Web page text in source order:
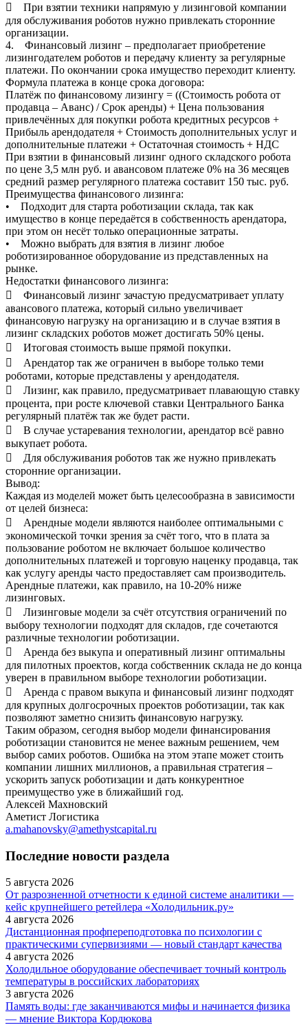
 При взятии техники напрямую у лизинговой компании
для обслуживания роботов нужно привлекать сторонние
организации.
4. Финансовый лизинг – предполагает приобретение
лизингодателем роботов и передачу клиенту за регулярные
платежи. По окончании срока имущество переходит клиенту.
Формула платежа в конце срока договора:
Платёж по финансовому лизингу = ((Стоимость робота от
продавца – Аванс) / Срок аренды) + Цена пользования
привлечённых для покупки робота кредитных ресурсов +
Прибыль арендодателя + Стоимость дополнительных услуг и
дополнительные платежи + Остаточная стоимость + НДС
При взятии в финансовый лизинг одного складского робота
по цене 3,5 млн руб. и авансовом платеже 0% на 36 месяцев
средний размер регулярного платежа составит 150 тыс. руб.
Преимущества финансового лизинга:
• Подходит для старта роботизации склада, так как
имущество в конце передаётся в собственность арендатора,
при этом он несёт только операционные затраты.
• Можно выбрать для взятия в лизинг любое
роботизированное оборудование из представленных на
рынке.
Недостатки финансового лизинга:
 Финансовый лизинг зачастую предусматривает уплату
авансового платежа, который сильно увеличивает
финансовую нагрузку на организацию и в случае взятия в
лизинг складских роботов может достигать 50% цены.
 Итоговая стоимость выше прямой покупки.
 Арендатор так же ограничен в выборе только теми
роботами, которые представлены у арендодателя.
 Лизинг, как правило, предусматривает плавающую ставку
процента, при росте ключевой ставки Центрального Банка
регулярный платёж так же будет расти.
 В случае устаревания технологии, арендатор всё равно
выкупает робота.
 Для обслуживания роботов так же нужно привлекать
сторонние организации.
Вывод:
Каждая из моделей может быть целесообразна в зависимости
от целей бизнеса:
 Арендные модели являются наиболее оптимальными с
экономической точки зрения за счёт того, что в плата за
пользование роботом не включает большое количество
дополнительных платежей и торговую наценку продавца, так
как услугу аренды часто предоставляет сам производитель.
Арендные платежи, как правило, на 10-20% ниже
лизинговых.
 Лизинговые модели за счёт отсутствия ограничений по
выбору технологии подходят для складов, где сочетаются
различные технологии роботизации.
 Аренда без выкупа и оперативный лизинг оптимальны
для пилотных проектов, когда собственник склада не до конца
уверен в правильном выборе технологии роботизации.
 Аренда с правом выкупа и финансовый лизинг подходят
для крупных долгосрочных проектов роботизации, так как
позволяют заметно снизить финансовую нагрузку.
Таким образом, сегодня выбор модели финансирования
роботизации становится не менее важным решением, чем
выбор самих роботов. Ошибка на этом этапе может стоить
компании лишних миллионов, а правильная стратегия –
ускорить запуск роботизации и дать конкурентное
преимущество уже в ближайший год.
Алексей Махновский
Аметист Логистика
a.mahanovsky@amethystcapital.ru
Последние новости раздела
5 августа 2026
От разрозненной отчетности к единой системе аналитики —
кейс крупнейшего ретейлера «Холодильник.ру»
4 августа 2026
Дистанционная профпереподготовка по психологии с
практическими супервизиями — новый стандарт качества
4 августа 2026
Холодильное оборудование обеспечивает точный контроль
температуры в российских лабораториях
3 августа 2026
Память воды: где заканчиваются мифы и начинается физика
— мнение Виктора Кордюкова